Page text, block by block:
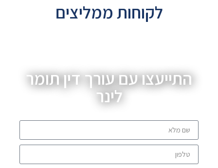
לקוחות ממליצים
התייעצו עם עורך דין תומר
לינר